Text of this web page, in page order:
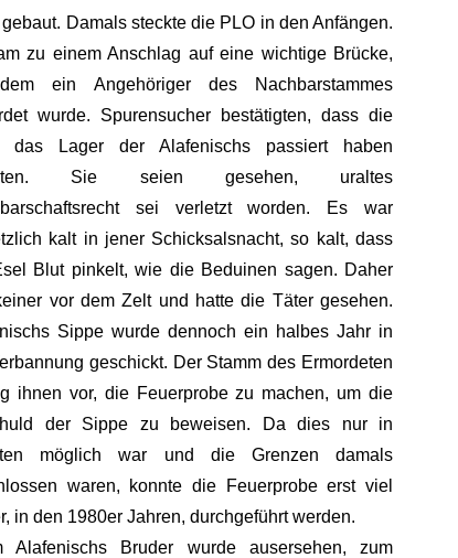
gebaut. Damals steckte die PLO in den Anfängen.
zu einem Anschlag auf eine wichtige Brücke,
ein Angehöriger des Nachbarstammes
wurde. Spurensucher bestätigten, dass die
das Lager der Alafenischs passiert haben
Sie seien gesehen, uraltes
sei verletzt worden. Es war
kalt in jener Schicksalsnacht, so kalt, dass
Blut pinkelt, wie die Beduinen sagen. Daher
vor dem Zelt und hatte die Täter gesehen.
Sippe wurde dennoch ein halbes Jahr in
geschickt. Der Stamm des Ermordeten
ihnen vor, die Feuerprobe zu machen, um die
der Sippe zu beweisen. Da dies nur in
möglich war und die Grenzen damals
waren, konnte die Feuerprobe erst viel
in den 1980er Jahren, durchgeführt werden.
Alafenischs Bruder wurde ausersehen, zum